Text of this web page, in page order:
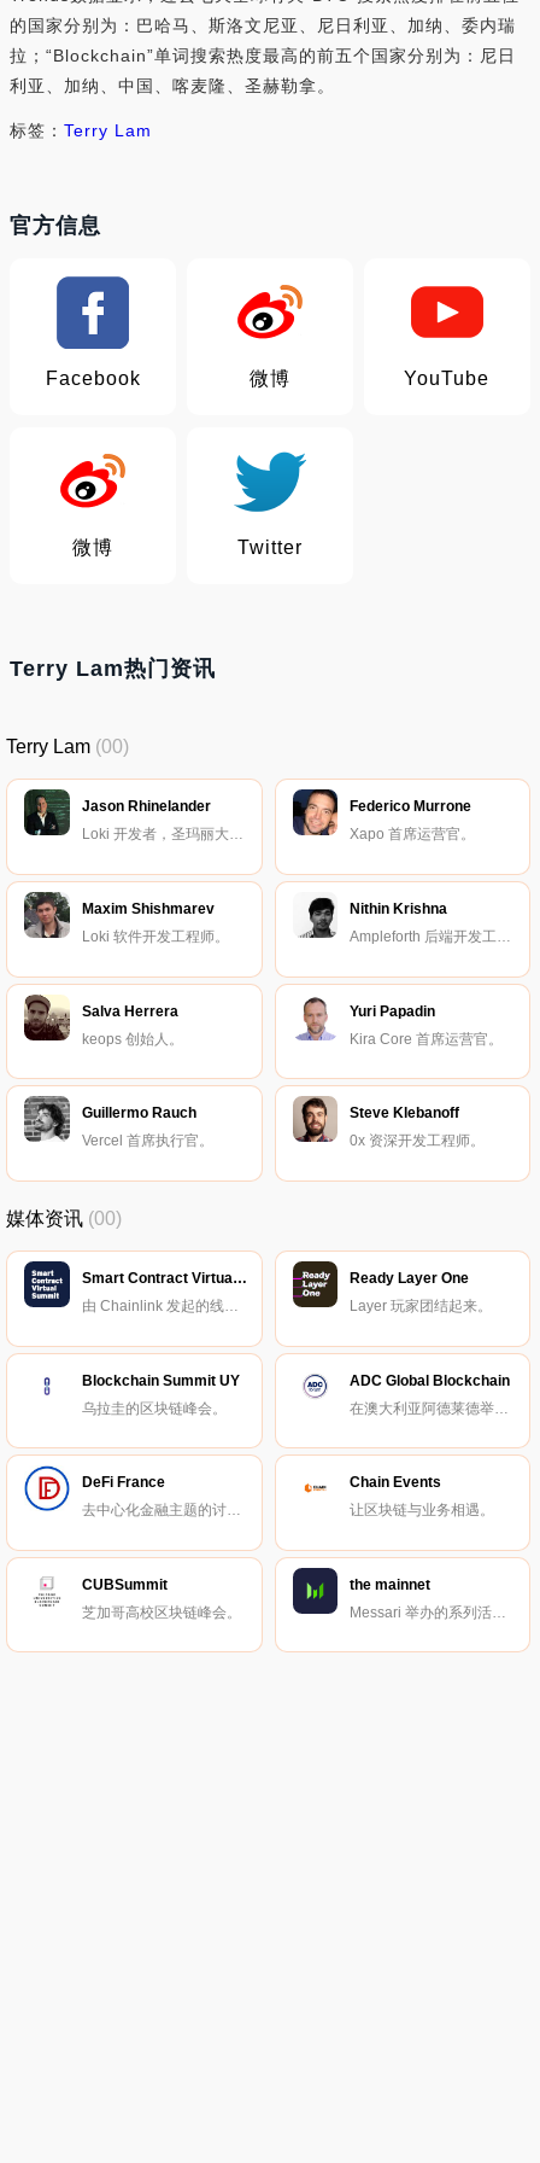
的国家分别为：巴哈马、斯洛文尼亚、尼日利亚、加纳、委内瑞
拉；“Blockchain”单词搜索热度最高的前五个国家分别为：尼日
利亚、加纳、中国、喀麦隆、圣赫勒拿。
标签： Terry Lam
官方信息
Facebook 微博 YouTube
微博 Twitter
Terry Lam热门资讯
Terry Lam (00)
Jason Rhinelander
Loki 开发者，圣玛丽大学的机器学习研究员。
Federico Murrone
Xapo 首席运营官。
Maxim Shishmarev
Loki 软件开发工程师。
Nithin Krishna
Ampleforth 后端开发工程师。
Salva Herrera
keops 创始人。
Yuri Papadin
Kira Core 首席运营官。
Guillermo Rauch
Vercel 首席执行官。
Steve Klebanoff
0x 资深开发工程师。
媒体资讯 (00)
Smart Contract Virtual Summit
由 Chainlink 发起的线上峰会。
Ready Layer One
Layer 玩家团结起来。
Blockchain Summit UY
乌拉圭的区块链峰会。
ADC Global Blockchain
DeFi France
去中心化金融主题的讨论与交流小组。
Chain Events
让区块链与业务相遇。
CUBSummit
芝加哥高校区块链峰会。
the mainnet